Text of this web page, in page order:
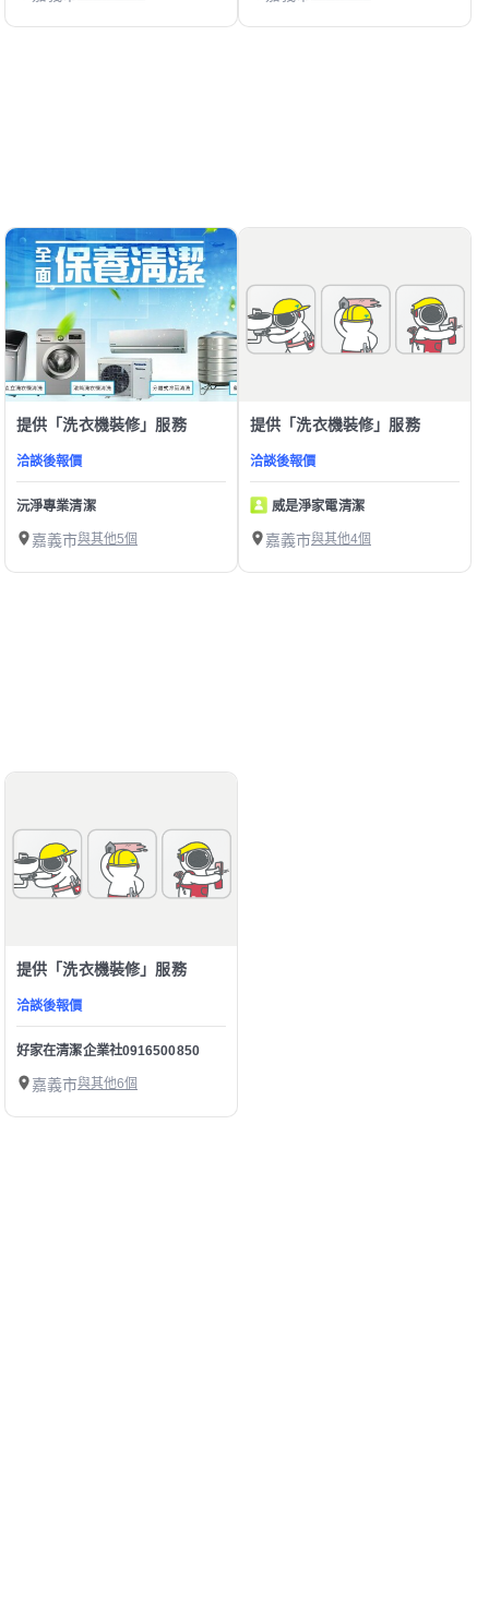
提供「洗衣機裝修」服務
洽談後報價
沅淨專業清潔
嘉義市與其他5個
提供「洗衣機裝修」服務
洽談後報價
威是淨家電清潔
嘉義市與其他4個
提供「洗衣機裝修」服務
洽談後報價
好家在清潔企業社0916500850
嘉義市與其他6個